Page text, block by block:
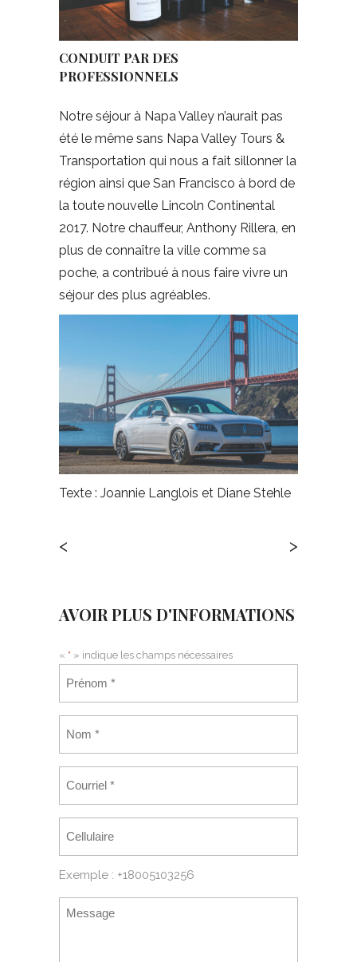
CONDUIT PAR DES
PROFESSIONNELS
Notre séjour à Napa Valley n’aurait pas
été le même sans Napa Valley Tours &
Transportation qui nous a fait sillonner la
région ainsi que San Francisco à bord de
la toute nouvelle Lincoln Continental
2017. Notre chauffeur, Anthony Rillera, en
plus de connaître la ville comme sa
poche, a contribué à nous faire vivre un
séjour des plus agréables.
Texte : Joannie Langlois et Diane Stehle
< >
AVOIR PLUS D'INFORMATIONS
« * » indique les champs nécessaires
Exemple : +18005103256